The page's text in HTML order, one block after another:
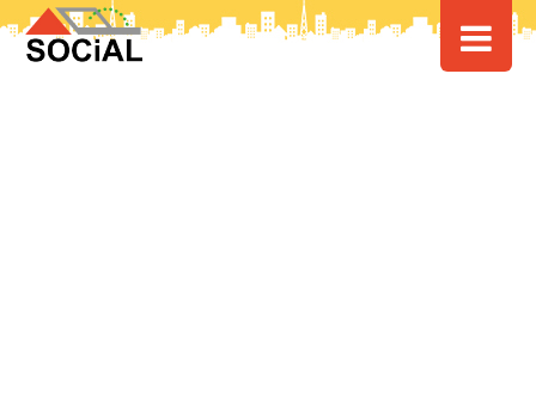
HOME>> 中国配車大手滴滴（DiDi）が道内でタクシー配車サービスを21
日より開始！